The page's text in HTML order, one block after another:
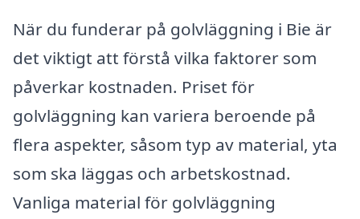
När du funderar på golvläggning i Bie är
det viktigt att förstå vilka faktorer som
påverkar kostnaden. Priset för
golvläggning kan variera beroende på
flera aspekter, såsom typ av material, yta
som ska läggas och arbetskostnad.
Vanliga material för golvläggning